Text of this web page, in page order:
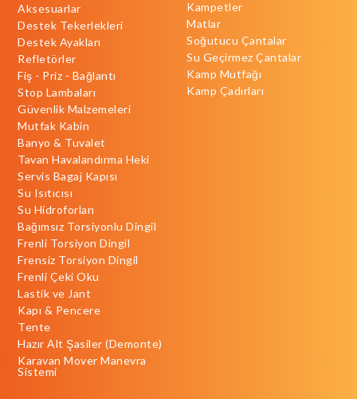
Aksesuarlar
Destek Tekerlekleri
Destek Ayakları
Refletörler
Fiş - Priz - Bağlantı
Stop Lambaları
Güvenlik Malzemeleri
Mutfak Kabin
Banyo & Tuvalet
Tavan Havalandırma Heki
Servis Bagaj Kapısı
Su Isıtıcısı
Su Hidroforları
Bağımsız Torsiyonlu Dingil
Frenli Torsiyon Dingil
Frensiz Torsiyon Dingil
Frenli Çeki Oku
Lastik ve Jant
Kapı & Pencere
Tente
Hazır Alt Şasiler (Demonte)
Karavan Mover Manevra
Sistemi
Kampetler
Matlar
Soğutucu Çantalar
Su Geçirmez Çantalar
Kamp Mutfağı
Kamp Çadırları